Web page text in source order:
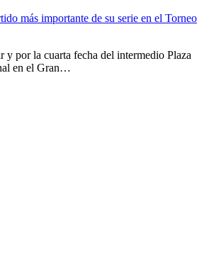
y por la cuarta fecha del intermedio Plaza
en el Gran…